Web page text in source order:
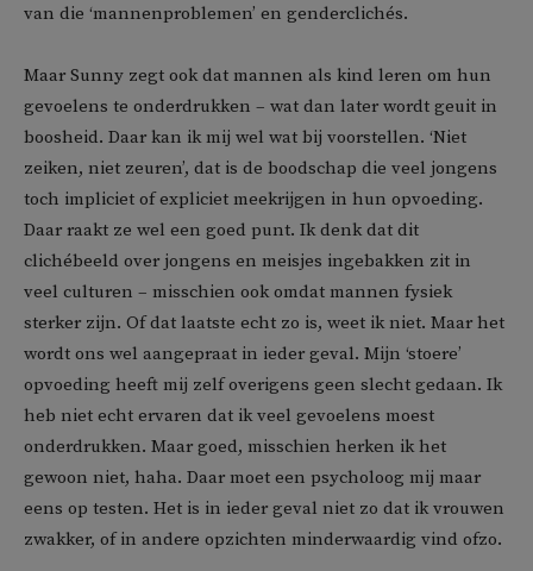
van die ‘mannenproblemen’ en genderclichés.
Maar Sunny zegt ook dat mannen als kind leren om hun
gevoelens te onderdrukken – wat dan later wordt geuit in
boosheid. Daar kan ik mij wel wat bij voorstellen. ‘Niet
zeiken, niet zeuren’, dat is de boodschap die veel jongens
toch impliciet of expliciet meekrijgen in hun opvoeding.
Daar raakt ze wel een goed punt. Ik denk dat dit
clichébeeld over jongens en meisjes ingebakken zit in
veel culturen – misschien ook omdat mannen fysiek
sterker zijn. Of dat laatste echt zo is, weet ik niet. Maar het
wordt ons wel aangepraat in ieder geval. Mijn ‘stoere’
opvoeding heeft mij zelf overigens geen slecht gedaan. Ik
heb niet echt ervaren dat ik veel gevoelens moest
onderdrukken. Maar goed, misschien herken ik het
gewoon niet, haha. Daar moet een psycholoog mij maar
eens op testen. Het is in ieder geval niet zo dat ik vrouwen
zwakker, of in andere opzichten minderwaardig vind ofzo.